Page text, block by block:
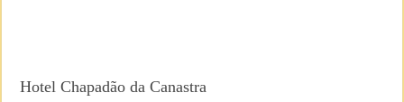
Hotel Chapadão da Canastra